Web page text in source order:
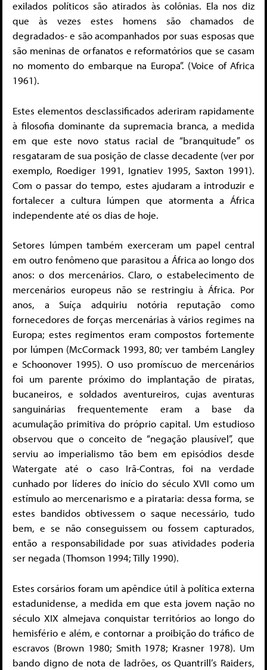
exilados políticos são atirados às colônias. Ela nos diz
que às vezes estes homens são chamados de
degradados- e são acompanhados por suas esposas que
são meninas de orfanatos e reformatórios que se casam
no momento do embarque na Europa”. (Voice of Africa
1961).
Estes elementos desclassificados aderiram rapidamente
à filosofia dominante da supremacia branca, a medida
em que este novo status racial de “branquitude” os
resgataram de sua posição de classe decadente (ver por
exemplo, Roediger 1991, Ignatiev 1995, Saxton 1991).
Com o passar do tempo, estes ajudaram a introduzir e
fortalecer a cultura lúmpen que atormenta a África
independente até os dias de hoje.
Setores lúmpen também exerceram um papel central
em outro fenômeno que parasitou a África ao longo dos
anos: o dos mercenários. Claro, o estabelecimento de
mercenários europeus não se restringiu à África. Por
anos, a Suíça adquiriu notória reputação como
fornecedores de forças mercenárias à vários regimes na
Europa; estes regimentos eram compostos fortemente
por lúmpen (McCormack 1993, 80; ver também Langley
e Schoonover 1995). O uso promíscuo de mercenários
foi um parente próximo do implantação de piratas,
bucaneiros, e soldados aventureiros, cujas aventuras
sanguinárias frequentemente eram a base da
acumulação primitiva do próprio capital. Um estudioso
observou que o conceito de “negação plausível”, que
serviu ao imperialismo tão bem em episódios desde
Watergate até o caso Irã-Contras, foi na verdade
cunhado por líderes do início do século XVII como um
estímulo ao mercenarismo e a pirataria: dessa forma, se
estes bandidos obtivessem o saque necessário, tudo
bem, e se não conseguissem ou fossem capturados,
então a responsabilidade por suas atividades poderia
ser negada (Thomson 1994; Tilly 1990).
Estes corsários foram um apêndice útil à política externa
estadunidense, a medida em que esta jovem nação no
século XIX almejava conquistar territórios ao longo do
hemisfério e além, e contornar a proibição do tráfico de
escravos (Brown 1980; Smith 1978; Krasner 1978). Um
bando digno de nota de ladrões, os Quantrill’s Raiders,